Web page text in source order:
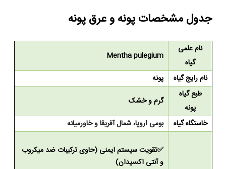
جدول مشخصات پونه و عرق پونه
نام علمی
گیاه
Mentha pulegium
نام رایج گیاه
پونه
طبع گیاه
پونه
گرم و خشک
خاستگاه گیاه
بومی اروپا، شمال آفریقا و خاورمیانه
✅تقویتسیستم ایمنی (حاوی ترکیبات ضد میکروب
و آنتی اکسیدان)